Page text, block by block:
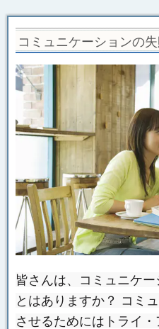
コミュニケーションの
皆さんは、コミュニケ
とはありますか？ コミ
させるためにはトライ